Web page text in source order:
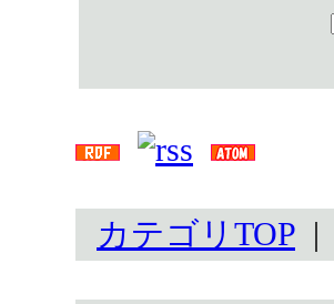
カテゴリTOP